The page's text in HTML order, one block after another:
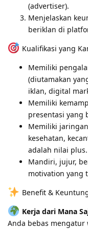
(advertiser).
Menjelaskan
beriklan di
Kualifikasi yang
Memiliki
(diutamakan
iklan, digital
Memiliki
presentasi yang
Memiliki
kesehatan,
adalah nilai plus.
Mandiri, jujur,
motivation yang
Benefit &
Kerja dari Mana
Anda bebas